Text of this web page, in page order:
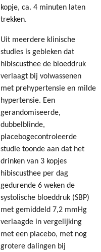
kopje, ca. 4 minuten laten
trekken.
Uit meerdere klinische
studies is gebleken dat
hibiscusthee de bloeddruk
verlaagt bij volwassenen
met prehypertensie en milde
hypertensie. Een
gerandomiseerde,
dubbelblinde,
placebogecontroleerde
studie toonde aan dat het
drinken van 3 kopjes
hibiscusthee per dag
gedurende 6 weken de
systolische bloeddruk (SBP)
met gemiddeld 7,2 mmHg
verlaagde in vergelijking
met een placebo, met nog
grotere dalingen bij